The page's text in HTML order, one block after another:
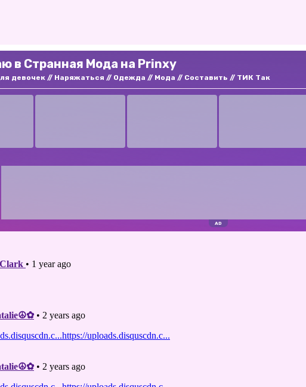
в Странная Мода на Prinxy
девочек Наряжаться Одежда Мода Составить ТИК Так